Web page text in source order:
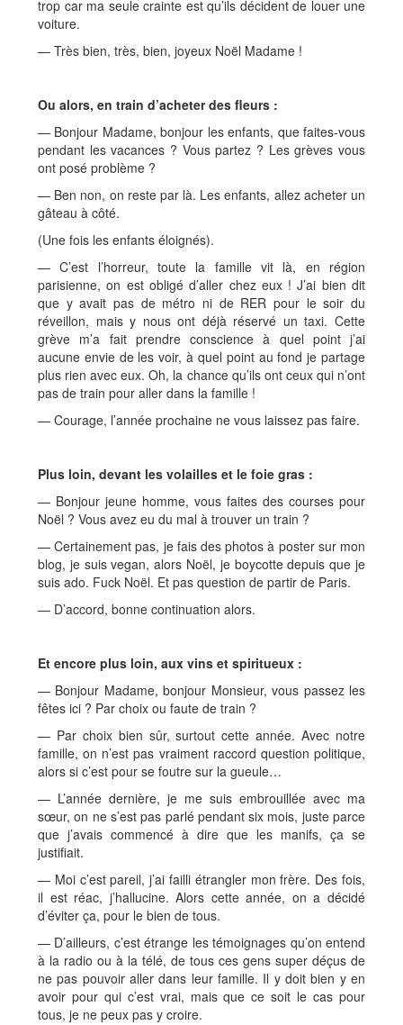
trop car ma seule crainte est qu’ils décident de louer une
voiture.
— Très bien, très, bien, joyeux Noël Madame !
Ou alors, en train d’acheter des fleurs :
— Bonjour Madame, bonjour les enfants, que faites-vous
pendant les vacances ? Vous partez ? Les grèves vous
ont posé problème ?
— Ben non, on reste par là. Les enfants, allez acheter un
gâteau à côté.
(Une fois les enfants éloignés).
— C’est l’horreur, toute la famille vit là, en région
parisienne, on est obligé d’aller chez eux ! J’ai bien dit
que y avait pas de métro ni de RER pour le soir du
réveillon, mais y nous ont déjà réservé un taxi. Cette
grève m’a fait prendre conscience à quel point j’ai
aucune envie de les voir, à quel point au fond je partage
plus rien avec eux. Oh, la chance qu’ils ont ceux qui n’ont
pas de train pour aller dans la famille !
— Courage, l’année prochaine ne vous laissez pas faire.
Plus loin, devant les volailles et le foie gras :
— Bonjour jeune homme, vous faites des courses pour
Noël ? Vous avez eu du mal à trouver un train ?
— Certainement pas, je fais des photos à poster sur mon
blog, je suis vegan, alors Noël, je boycotte depuis que je
suis ado. Fuck Noël. Et pas question de partir de Paris.
— D’accord, bonne continuation alors.
Et encore plus loin, aux vins et spiritueux :
— Bonjour Madame, bonjour Monsieur, vous passez les
fêtes ici ? Par choix ou faute de train ?
— Par choix bien sûr, surtout cette année. Avec notre
famille, on n’est pas vraiment raccord question politique,
alors si c’est pour se foutre sur la gueule…
— L’année dernière, je me suis embrouillée avec ma
sœur, on ne s’est pas parlé pendant six mois, juste parce
que j’avais commencé à dire que les manifs, ça se
justifiait.
— Moi c’est pareil, j’ai failli étrangler mon frère. Des fois,
il est réac, j’hallucine. Alors cette année, on a décidé
d’éviter ça, pour le bien de tous.
— D’ailleurs, c’est étrange les témoignages qu’on entend
à la radio ou à la télé, de tous ces gens super déçus de
ne pas pouvoir aller dans leur famille. Il y doit bien y en
avoir pour qui c’est vrai, mais que ce soit le cas pour
tous, je ne peux pas y croire.